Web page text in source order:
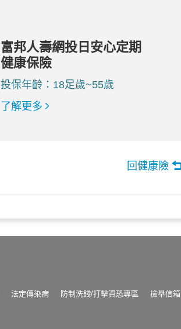
富邦人壽網投日安心定期
健康保險
投保年齡：18足歲~55歲
了解更多
回健康險
法定傳染病 防制洗錢/打擊資恐專區 檢舉信箱